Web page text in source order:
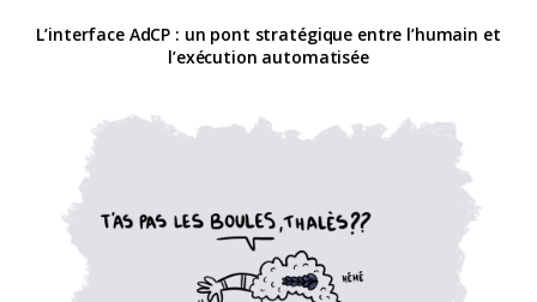
L’interface AdCP : un pont stratégique entre l’humain et
l’exécution automatisée